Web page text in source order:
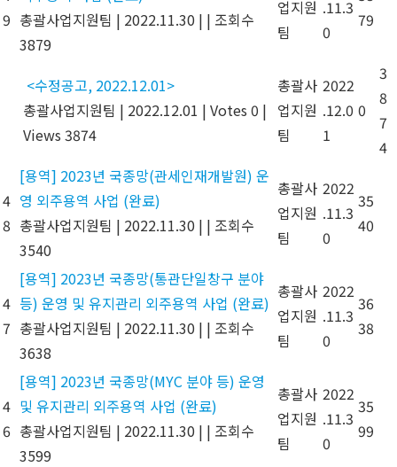
9 총괄사업지원팀 | 2022.11.30 | | 조회수
3879
업지원
팀
.11.3
0
79
<수정공고, 2022.12.01>
총괄사업지원팀 | 2022.12.01 | Votes 0 |
Views 3874
총괄사
업지원
팀
2022
.12.0
1
0
3
8
7
4
4
8
[용역] 2023년 국종망(관세인재개발원) 운
영 외주용역 사업 (완료)
총괄사업지원팀 | 2022.11.30 | | 조회수
3540
총괄사
업지원
팀
2022
.11.3
0
35
40
4
7
[용역] 2023년 국종망(통관단일창구 분야
등) 운영 및 유지관리 외주용역 사업 (완료)
총괄사업지원팀 | 2022.11.30 | | 조회수
3638
총괄사
업지원
팀
2022
.11.3
0
36
38
4
6
[용역] 2023년 국종망(MYC 분야 등) 운영
및 유지관리 외주용역 사업 (완료)
총괄사업지원팀 | 2022.11.30 | | 조회수
3599
총괄사
업지원
팀
2022
.11.3
0
35
99